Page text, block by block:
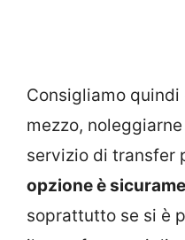
Consigliamo
mezzo,
servizio di transfer
opzione è
soprattutto se si è